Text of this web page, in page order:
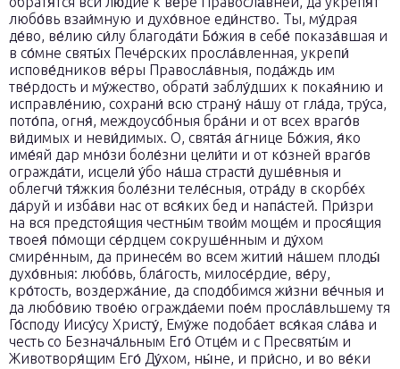
любо́вь взаи́мную и духо́вное еди́нство. Ты, му́драя
де́во, ве́лию си́лу благода́ти Бо́жия в себе́ показа́вшая и
в со́мне святы́х Пече́рских просла́вленная, укрепи́
испове́дников ве́ры Правосла́вныя, пода́ждь им
тве́рдость и му́жество, обрати́ заблу́дших к покая́нию и
исправле́нию, сохрани́ всю страну́ на́шу от гла́да, тру́са,
пото́па, огня́, междоусо́бныя бра́ни и от всех враго́в
ви́димых и неви́димых. О, свята́я а́гнице Бо́жия, я́ко
име́яй дар мно́зи боле́зни цели́ти и от ко́зней враго́в
огражда́ти, исцели́ у́бо на́ша страсти́ душе́вныя и
облегчи́ тя́жкия боле́зни теле́сныя, отра́ду в скорбе́х
да́руй и изба́ви нас от вся́ких бед и напа́стей. При́зри
на вся предстоя́щия честны́м твои́м моще́м и прося́щия
твоея́ по́мощи се́рдцем сокруше́нным и ду́хом
смире́нным, да принесе́м во всем житии́ на́шем плоды́
духо́вныя: любо́вь, бла́гость, милосе́рдие, ве́ру,
кро́тость, воздержа́ние, да сподо́бимся жи́зни ве́чныя и
да любо́вию твое́ю огражда́еми пое́м просла́вльшему тя
Го́споду Иису́су Христу́, Ему́же подоба́ет вся́кая сла́ва и
честь со Безнача́льным Его́ Отце́м и с Пресвяты́м и
Животворя́щим Его́ Ду́хом, ны́не, и при́сно, и во ве́ки